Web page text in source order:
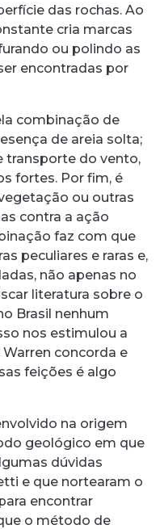
das rochas. Ao
cria marcas
ou polindo as
encontradas por
combinação de
de areia solta;
transporte do vento,
fortes. Por fim, é
ou outras
contra a ação
faz com que
peculiares e raras e,
não apenas no
literatura sobre o
Brasil nenhum
nos estimulou a
concorda e
feições é algo
na origem
geológico em que
dúvidas
e que nortearam o
encontrar
o método de